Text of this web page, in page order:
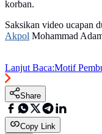
korban.
Saksikan video ucapan
Akpol Mohammad
Lanjut Baca:Motif
Share
Copy Link